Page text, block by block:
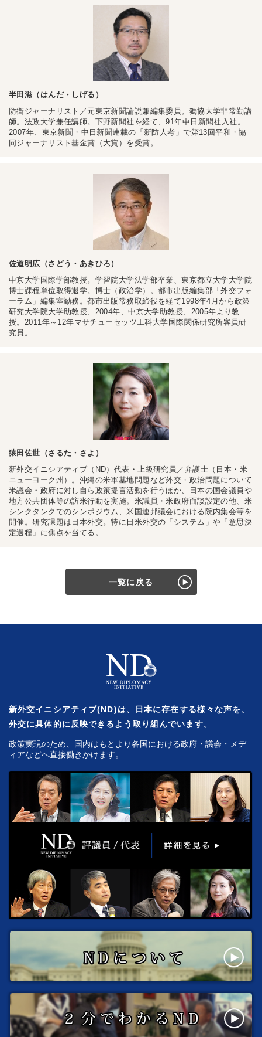
半田滋（はんだ・しげる）
防衛ジャーナリスト／元東京新聞論説兼編集委員。獨協大学非常勤講
師。法政大学兼任講師。下野新聞社を経て、91年中日新聞社入社。
2007年、東京新聞・中日新聞連載の「新防人考」で第13回平和・協
同ジャーナリスト基金賞（大賞）を受賞。
佐道明広（さどう・あきひろ）
中京大学国際学部教授。学習院大学法学部卒業、東京都立大学大学院
博士課程単位取得退学。博士（政治学）。都市出版編集部「外交フォ
ーラム」編集室勤務。都市出版常務取締役を経て1998年4月から政策
研究大学院大学助教授、2004年、中京大学助教授、2005年より教
授。2011年～12年マサチューセッツ工科大学国際関係研究所客員研
究員。
猿田佐世（さるた・さよ）
新外交イニシアティブ（ND）代表・上級研究員／弁護士（日本・米
ニューヨーク州）。沖縄の米軍基地問題など外交・政治問題について
米議会・政府に対し自ら政策提言活動を行うほか、日本の国会議員や
地方公共団体等の訪米行動を実施。米議員・米政府面談設定の他、米
シンクタンクでのシンポジウム、米国連邦議会における院内集会等を
開催。研究課題は日本外交。特に日米外交の「システム」や「意思決
定過程」に焦点を当てる。
一覧に戻る
新外交イニシアティブ(ND)は、日本に存在する様々な声を、
外交に具体的に反映できるよう取り組んでいます。
政策実現のため、国内はもとより各国における政府・議会・メデ
ィアなどへ直接働きかけます。